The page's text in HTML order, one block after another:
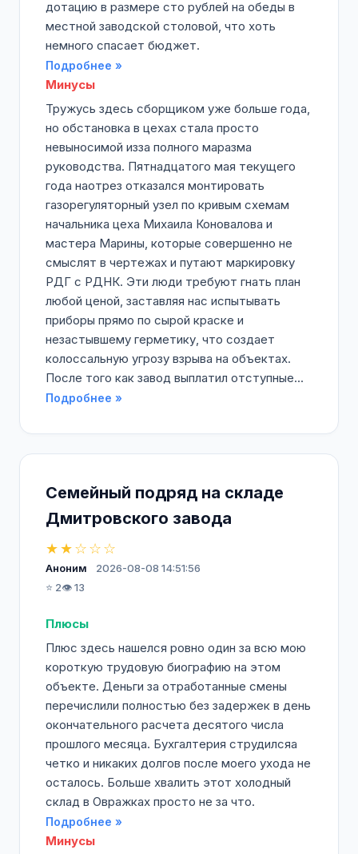
дотацию в размере сто рублей на обеды в
местной заводской столовой, что хоть
немного спасает бюджет.
Подробнее »
Минусы
Тружусь здесь сборщиком уже больше года,
но обстановка в цехах стала просто
невыносимой изза полного маразма
руководства. Пятнадцатого мая текущего
года наотрез отказался монтировать
газорегуляторный узел по кривым схемам
начальника цеха Михаила Коновалова и
мастера Марины, которые совершенно не
смыслят в чертежах и путают маркировку
РДГ с РДНК. Эти люди требуют гнать план
любой ценой, заставляя нас испытывать
приборы прямо по сырой краске и
незастывшему герметику, что создает
колоссальную угрозу взрыва на объектах.
После того как завод выплатил отступные...
Подробнее »
Семейный подряд на складе
Дмитровского завода
★★☆☆☆
Аноним
2026-08-08 14:51:56
⭐ 2👁️ 13
Плюсы
Плюс здесь нашелся ровно один за всю мою
короткую трудовую биографию на этом
объекте. Деньги за отработанные смены
перечислили полностью без задержек в день
окончательного расчета десятого числа
прошлого месяца. Бухгалтерия струдилсяа
четко и никаких долгов после моего ухода не
осталось. Больше хвалить этот холодный
склад в Овражках просто не за что.
Подробнее »
Минусы